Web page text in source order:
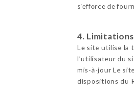
s'efforce de
4.
Le site utilise la
l’utilisateur du
mis-à-jour Le site
dispositions du